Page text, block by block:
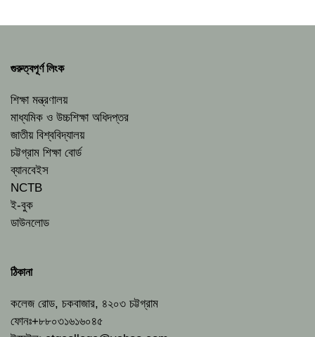
গুরুত্বপূর্ণ লিংক
শিক্ষা মন্ত্রণালয়
মাধ্যমিক ও উচ্চশিক্ষা অধিদপ্তর
জাতীয় বিশ্ববিদ্যালয়
চট্টগ্রাম শিক্ষা বোর্ড
ব্যানবেইস
NCTB
ই-বুক
ডাউনলোড
ঠিকানা
কলেজ রোড, চকবাজার, ৪২০৩ চট্টগ্রাম
ফোনঃ+৮৮০৩১৬১৬০৪৫